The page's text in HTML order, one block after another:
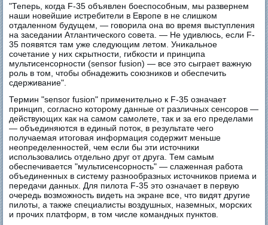
"Теперь, когда F-35 объявлен боеспособным, мы развернем
наши новейшие истребители в Европе в не слишком
отдаленном будущем, — говорила она во время выступления
на заседании Атлантического совета. — Не удивлюсь, если F-
35 появятся там уже следующим летом. Уникальное
сочетание у них скрытности, гибкости и принципа
мультисенсорности (sensor fusion) — все это сыграет важную
роль в том, чтобы обнадежить союзников и обеспечить
сдерживание".
Термин "sensor fusion" применительно к F-35 означает
принцип, согласно которому данные от различных сенсоров —
действующих как на самом самолете, так и за его пределами
— объединяются в единый поток, в результате чего
получаемая итоговая информация содержит меньше
неопределенностей, чем если бы эти источники
использовались отдельно друг от друга. Тем самым
обеспечивается "мультисенсорность" — слаженная работа
объединенных в систему разнообразных источников приема и
передачи данных. Для пилота F-35 это означает в первую
очередь возможность видеть на экране все, что видят другие
пилоты, а также специалисты воздушных, наземных, морских
и прочих платформ, в том числе командных пунктов.